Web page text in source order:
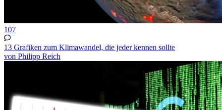
107
13 Grafiken zum Klimawandel, die jeder kennen sollte
von Philipp Reich